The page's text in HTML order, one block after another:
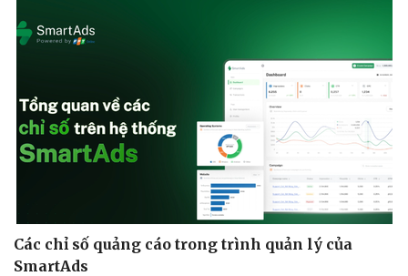
Các chỉ số quảng cáo trong trình quản lý của
SmartAds